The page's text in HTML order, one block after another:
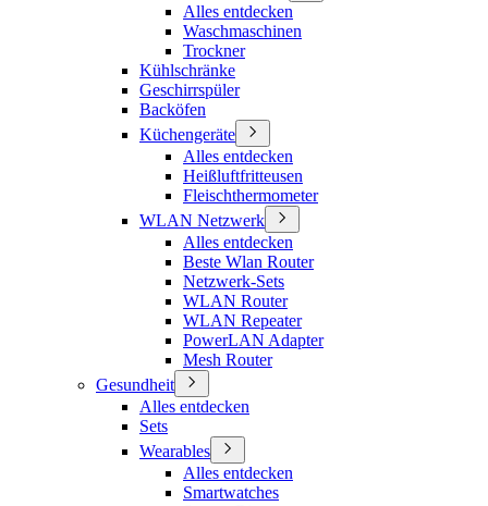
Alles entdecken
Waschmaschinen
Trockner
Kühlschränke
Geschirrspüler
Backöfen
Küchengeräte
Alles entdecken
Heißluftfritteusen
Fleischthermometer
WLAN Netzwerk
Alles entdecken
Beste Wlan Router
Netzwerk-Sets
WLAN Router
WLAN Repeater
PowerLAN Adapter
Mesh Router
Gesundheit
Alles entdecken
Sets
Wearables
Alles entdecken
Smartwatches